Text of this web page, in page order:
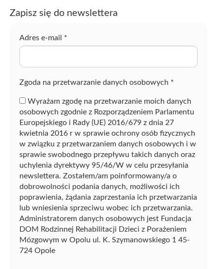
z
Zapisz się do newslettera
Adres e-mail *
Zgoda na przetwarzanie danych osobowych *
Wyrażam zgodę na przetwarzanie moich danych
osobowych zgodnie z Rozporządzeniem Parlamentu
Europejskiego i Rady (UE) 2016/679 z dnia 27
kwietnia 2016 r w sprawie ochrony osób fizycznych
w związku z przetwarzaniem danych osobowych i w
sprawie swobodnego przepływu takich danych oraz
uchylenia dyrektywy 95/46/W w celu przesyłania
newslettera. Zostałem/am poinformowany/a o
dobrowolności podania danych, możliwości ich
poprawienia, żądania zaprzestania ich przetwarzania
lub wniesienia sprzeciwu wobec ich przetwarzania.
Administratorem danych osobowych jest Fundacja
DOM Rodzinnej Rehabilitacji Dzieci z Porażeniem
Mózgowym w Opolu ul. K. Szymanowskiego 1 45-
724 Opole